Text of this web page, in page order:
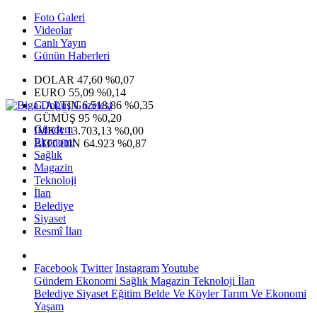
Foto Galeri
Videolar
Canlı Yayın
Günün Haberleri
DOLAR 47,60 %0,07
EURO 55,09 %0,14
G.ALTIN6.518,86 %0,35
GÜMÜŞ 95 %0,20
IMKB13.703,13 %0,00
BITCOIN 64.923 %0,87
Gündem
Ekonomi
Sağlık
Magazin
Teknoloji
İlan
Belediye
Siyaset
Resmî İlan
Facebook Twitter InstagramYoutube
Gündem Ekonomi Sağlık Magazin Teknoloji İlan
Belediye Siyaset Eğitim Belde Ve KöylerTarım Ve Ekonomi
Yaşam